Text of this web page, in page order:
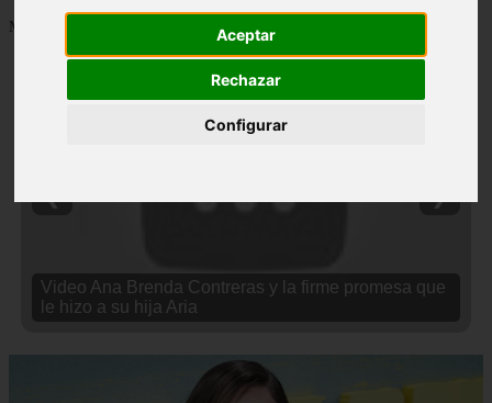
Aceptar
Rechazar
Configurar
Mostrando 1 - 24 de 2838 artículos
Video Ana Brenda Contreras y la firme promesa que
le hizo a su hija Aria